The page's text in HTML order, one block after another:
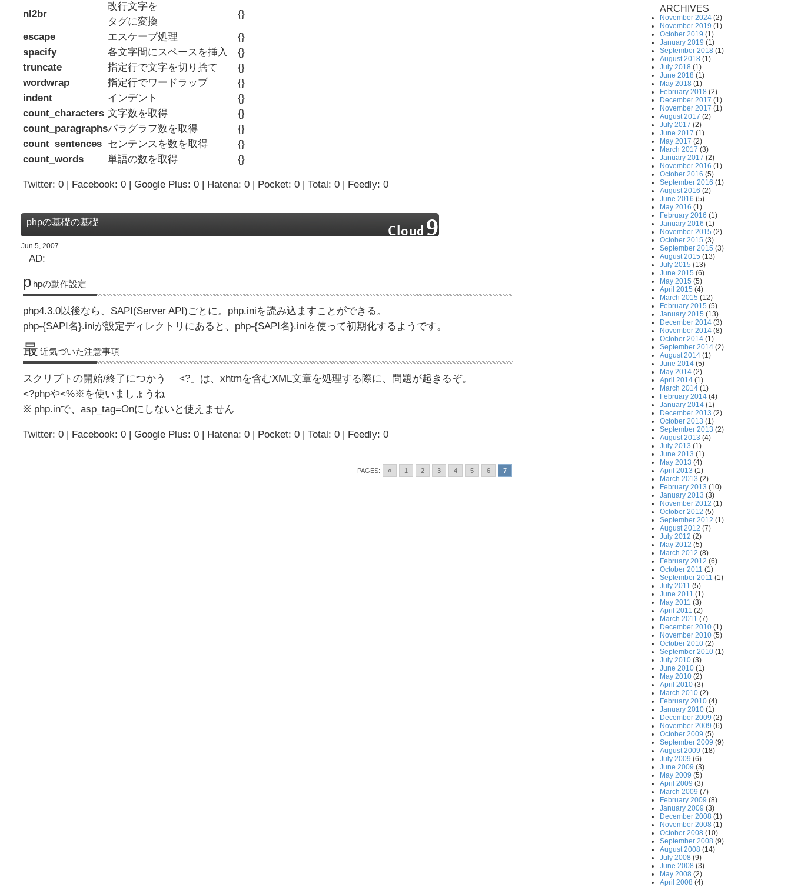
nl2br
改行文字を
タグに変換
{}
escape エスケープ処理
{}
spacify
各文字間にスペースを挿入
{}
truncate
指定行で文字を切り捨て
{}
wordwrap
指定行でワードラップ
{}
indent
インデント
{}
count_characters 文字数を取得
{}
count_paragraphsパラグラフ数を取得
{}
count_sentences センテンスを数を取得
{}
count_words
単語の数を取得 {}
Twitter: 0 | Facebook: 0 | Google Plus: 0 | Hatena: 0 | Pocket: 0 | Total: 0 | Feedly: 0
phpの基礎の基礎
Jun 5, 2007
AD:
p hpの動作設定
php4.3.0以後なら、SAPI(Server API)ごとに。php.iniを読み込ますことができる。
php-{SAPI名}.iniが設定ディレクトリにあると、php-{SAPI名}.iniを使って初期化するようです。
最 近気づいた注意事項
スクリプトの開始/終了につかう「 <?」は、xhtmを含むXML文章を処理する際に、問題が起きるぞ。
<?phpや<%※ を使いましょうね
※ php.inで、asp_tag=Onにしないと使えません
Twitter: 0 | Facebook: 0 | Google Plus: 0 | Hatena: 0 | Pocket: 0 | Total: 0 | Feedly: 0
PAGES: « 1 2 3 4 5 6 7
ARCHIVES
November 2024 (2)
November 2019 (1)
October 2019 (1)
January 2019 (1)
September 2018 (1)
August 2018 (1)
July 2018 (1)
June 2018 (1)
May 2018 (1)
February 2018 (2)
December 2017 (1)
November 2017 (1)
August 2017 (2)
July 2017 (2)
June 2017 (1)
May 2017 (2)
March 2017 (3)
January 2017 (2)
November 2016 (1)
October 2016 (5)
September 2016 (1)
August 2016 (2)
June 2016 (5)
May 2016 (1)
February 2016 (1)
January 2016 (1)
November 2015 (2)
October 2015 (3)
September 2015 (3)
August 2015 (13)
July 2015 (13)
June 2015 (6)
May 2015 (5)
April 2015 (4)
March 2015 (12)
February 2015 (5)
January 2015 (13)
December 2014 (3)
November 2014 (8)
October 2014 (1)
September 2014 (2)
August 2014 (1)
June 2014 (5)
May 2014 (2)
April 2014 (1)
March 2014 (1)
February 2014 (4)
January 2014 (1)
December 2013 (2)
October 2013 (1)
September 2013 (2)
August 2013 (4)
July 2013 (1)
June 2013 (1)
May 2013 (4)
April 2013 (1)
March 2013 (2)
February 2013 (10)
January 2013 (3)
November 2012 (1)
October 2012 (5)
September 2012 (1)
August 2012 (7)
July 2012 (2)
May 2012 (5)
March 2012 (8)
February 2012 (6)
October 2011 (1)
September 2011 (1)
July 2011 (5)
June 2011 (1)
May 2011 (3)
April 2011 (2)
March 2011 (7)
December 2010 (1)
November 2010 (5)
October 2010 (2)
September 2010 (1)
July 2010 (3)
June 2010 (1)
May 2010 (2)
April 2010 (3)
March 2010 (2)
February 2010 (4)
January 2010 (1)
December 2009 (2)
November 2009 (6)
October 2009 (5)
September 2009 (9)
August 2009 (18)
July 2009 (6)
June 2009 (3)
May 2009 (5)
April 2009 (3)
March 2009 (7)
February 2009 (8)
January 2009 (3)
December 2008 (1)
November 2008 (1)
October 2008 (10)
September 2008 (9)
August 2008 (14)
July 2008 (9)
June 2008 (3)
May 2008 (2)
April 2008 (4)